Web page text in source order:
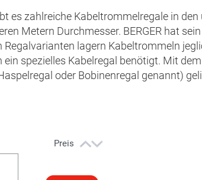
es zahlreiche Kabeltrommelregale in
Metern Durchmesser. BERGER hat
Regalvarianten lagern Kabeltrommeln
ein spezielles Kabelregal benötigt. Mit
oder Bobinenregal genannt)
Preis